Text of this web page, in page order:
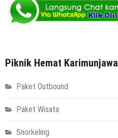
Piknik Hemat Karimunjawa
Paket Outbound
Paket Wisata
Snorkeling